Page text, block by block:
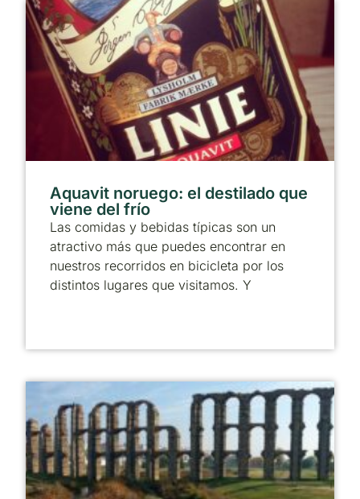
Aquavit noruego: el destilado que
viene del frío
Las comidas y bebidas típicas son un
atractivo más que puedes encontrar en
nuestros recorridos en bicicleta por los
distintos lugares que visitamos. Y